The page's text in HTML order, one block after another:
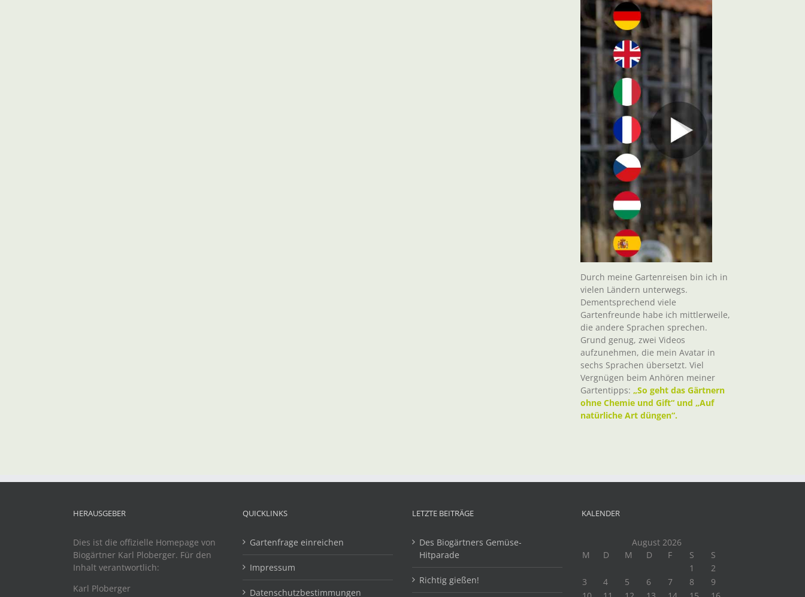
Durch meine Gartenreisen bin ich in
vielen Ländern unterwegs.
Dementsprechend viele
Gartenfreunde habe ich mittlerweile,
die andere Sprachen sprechen.
Grund genug, zwei Videos
aufzunehmen, die mein Avatar in
sechs Sprachen übersetzt. Viel
Vergnügen beim Anhören meiner
Gartentipps: „So geht das Gärtnern
ohne Chemie und Gift“ und „Auf
natürliche Art düngen“.
HERAUSGEBER
Dies ist die offizielle Homepage von
Biogärtner Karl Ploberger. Für den
Inhalt verantwortlich:
Karl Ploberger
QUICKLINKS
Gartenfrage einreichen
Impressum
Datenschutzbestimmungen
LETZTE BEITRÄGE
Des Biogärtners Gemüse-
Hitparade
Richtig gießen!
KALENDER
August 2026
M
D M D F S
S
1
2
3
4 5 6 7 8
9